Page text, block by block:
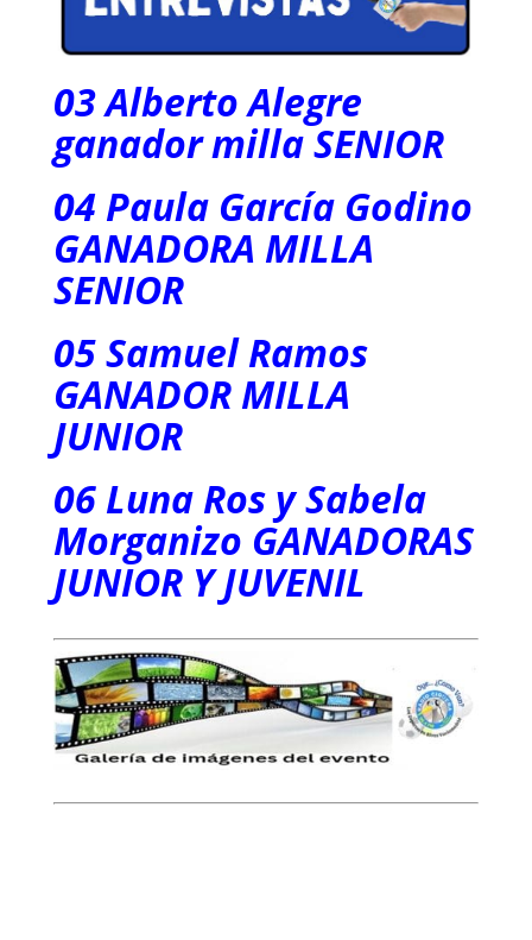
03 Alberto Alegre
ganador milla SENIOR
04 Paula García Godino
GANADORA MILLA
SENIOR
05 Samuel Ramos
GANADOR MILLA
JUNIOR
06 Luna Ros y Sabela
Morganizo GANADORAS
JUNIOR Y JUVENIL